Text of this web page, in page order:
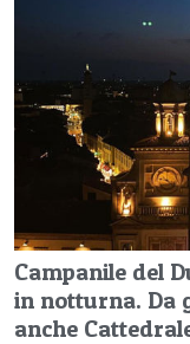
Campanile del
in notturna. Da
anche